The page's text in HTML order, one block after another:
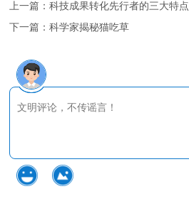
上一篇：科技成果转化先行者的三大特点
下一篇：科学家揭秘猫吃草